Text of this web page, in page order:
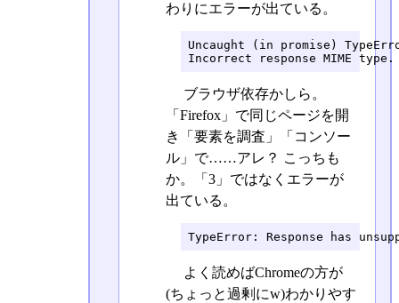
わりにエラーが出ている。
Uncaught (in promise)
Incorrect response MIME
ブラウザ依存かしら。
「Firefox」で同じページを開
き「要素を調査」「コンソー
ル」で……アレ？ こっちも
か。「3」ではなくエラーが
出ている。
TypeError: Response has
よく読めばChromeの方が
(ちょっと過剰にw)わかりやす